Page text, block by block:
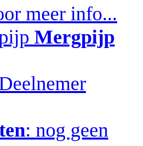
meer info...
Mergpijp
: nog geen